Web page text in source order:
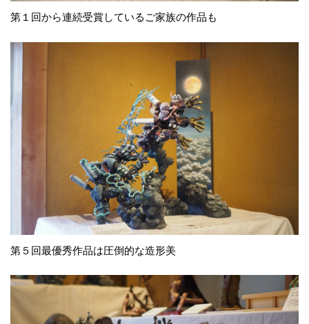
第１回から連続受賞しているご家族の作品も
第５回最優秀作品は圧倒的な造形美